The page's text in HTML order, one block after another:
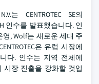
는 CENTROTEC SE의
인수를 발표했습니다. 인
, Wolf는 새로운 세대 주
은 유럽 시장에
다. 인수는 지역 전체에
시장 진출을 강화할 것입